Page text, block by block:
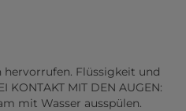
hervorrufen. Flüssigkeit und
MIT DEN AUGEN:
mit Wasser ausspülen.